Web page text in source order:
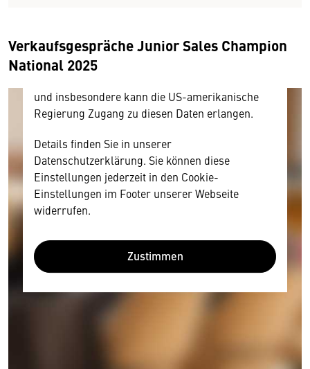
Verkaufsgespräche Junior Sales Champion
National 2025
amerikanischen Anbietern austauscht.
Diese Daten unterliegen keinem dem EU-
und insbesondere kann die US-amerikanische
Regierung Zugang zu diesen Daten erlangen.
Details finden Sie in unserer
Datenschutzerklärung. Sie können diese
Einstellungen jederzeit in den Cookie-
Einstellungen im Footer unserer Webseite
widerrufen.
Zustimmen